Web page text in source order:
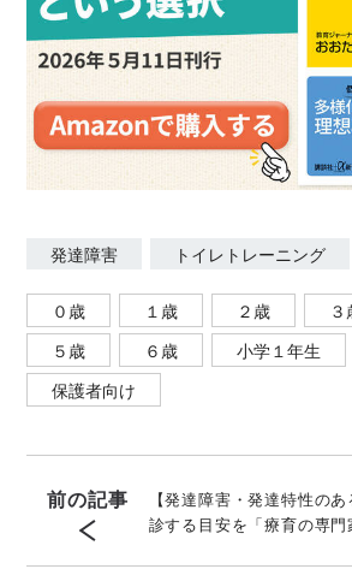
発達障害 トイレトレーニング
０歳 １歳 ２歳 ３
５歳
６歳 小学１年生
保護者向け
前の記事
【発達障害・発達特性の
診する目安を「療育の専門